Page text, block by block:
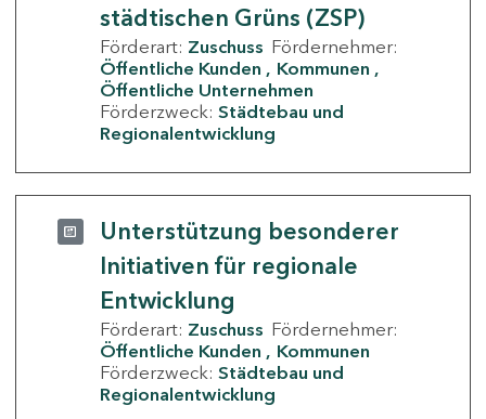
städtischen Grüns (ZSP)
Förderart: Zuschuss Fördernehmer:
Öffentliche Kunden
Kommunen
Öffentliche Unternehmen
Förderzweck: Städtebau und
Regionalentwicklung
Unterstützung besonderer
Initiativen für regionale
Entwicklung
Förderart: Zuschuss Fördernehmer:
Öffentliche Kunden
Kommunen
Förderzweck: Städtebau und
Regionalentwicklung